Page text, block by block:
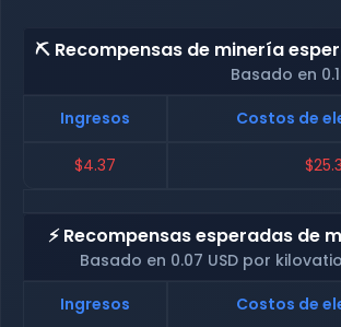
⛏️ Recompensas de minería
Basado en
Ingresos
Costos de
$4.37
⚡ Recompensas esperadas de
Basado en 0.07 USD por
Ingresos
Costos de